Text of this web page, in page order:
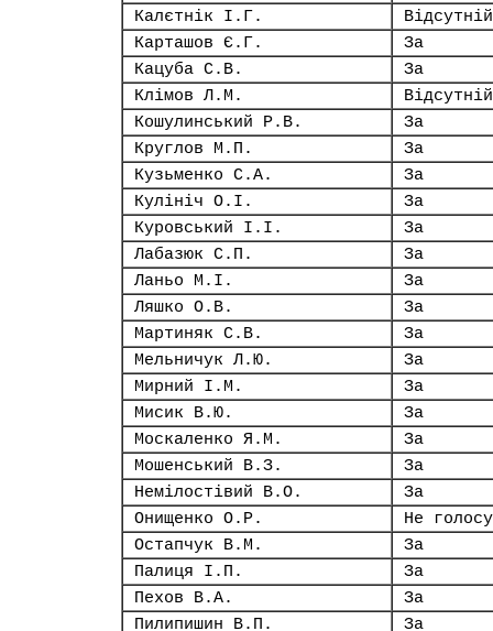
Калєтнік І.Г.
Відсутній
Карташов Є.Г.
За
Кацуба С.В.
За
Клімов Л.М.
Відсутній
Кошулинський Р.В.
За
Круглов М.П.
За
Кузьменко С.А.
За
Кулініч О.І.
За
Куровський І.І.
За
Лабазюк С.П.
За
Ланьо М.І.
За
Ляшко О.В.
За
Мартиняк С.В.
За
Мельничук Л.Ю.
За
Мирний І.М.
За
Мисик В.Ю.
За
Москаленко Я.М.
За
Мошенський В.З.
За
Немілостівий В.О.
За
Онищенко О.Р.
Не
Остапчук В.М.
За
Палиця І.П.
За
Пехов В.А.
За
Пилипишин В.П.
За